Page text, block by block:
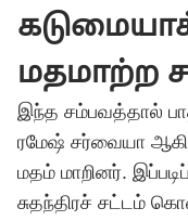
மதமாற்ற
இந்த சம்பவத்தால்
ரமேஷ் சர்வையா
மதம் மாறினர்.
சுதந்திரச் சட்டம்